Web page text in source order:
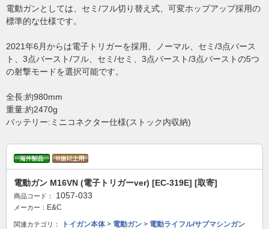
電動ガンとしては、セミ/フル切り替え式、可変ホップアップ採用の
標準的な仕様です。
2021年6月からは電子トリガーを採用、ノーマル、セミ/3点バース
ト、3点バースト/フル、セミ/セミ、3点バースト/3点バーストの5つ
の射撃モードを選択可能です。
全長:約980mm
重量:約2470g
バッテリー:ミニコネクター仕様(ストック内収納)
電動ガン M16VN (電子トリガーver) [EC-319E] [取寄]
商品コード： 1057-033
メーカー： E&C
関連カテゴリ： トイガン本体> 電動ガン > 電動ライフル/サブマシンガン